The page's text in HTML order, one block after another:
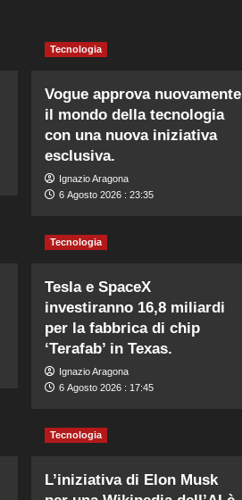
Tecnologia
Vogue approva nuovamente
il mondo della tecnologia
con una nuova iniziativa
esclusiva.
Ignazio Aragona
6 Agosto 2026 : 23:35
Tecnologia
Tesla e SpaceX
investiranno 16,8 miliardi
per la fabbrica di chip
‘Terafab’ in Texas.
Ignazio Aragona
6 Agosto 2026 : 17:45
Tecnologia
L’iniziativa di Elon Musk